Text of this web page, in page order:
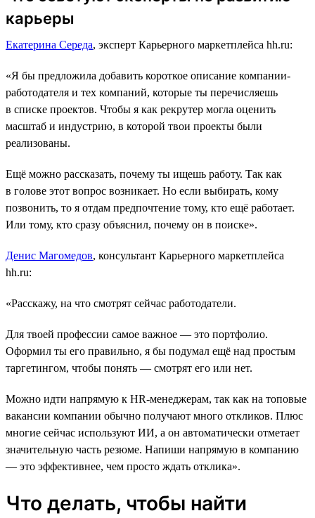
карьеры
Екатерина Середа, эксперт Карьерного маркетплейса hh.ru:
«Я бы предложила добавить короткое описание компании-
работодателя и тех компаний, которые ты перечисляешь
в списке проектов. Чтобы я как рекрутер могла оценить
масштаб и индустрию, в которой твои проекты были
реализованы.
Ещё можно рассказать, почему ты ищешь работу. Так как
в голове этот вопрос возникает. Но если выбирать, кому
позвонить, то я отдам предпочтение тому, кто ещё работает.
Или тому, кто сразу объяснил, почему он в поиске».
Денис Магомедов, консультант Карьерного маркетплейса
hh.ru:
«Расскажу, на что смотрят сейчас работодатели.
Для твоей профессии самое важное ― это портфолио.
Оформил ты его правильно, я бы подумал ещё над простым
таргетингом, чтобы понять ― смотрят его или нет.
Можно идти напрямую к HR-менеджерам, так как на топовые
вакансии компании обычно получают много откликов. Плюс
многие сейчас используют ИИ, а он автоматически отметает
значительную часть резюме. Напиши напрямую в компанию
― это эффективнее, чем просто ждать отклика».
Что делать, чтобы найти